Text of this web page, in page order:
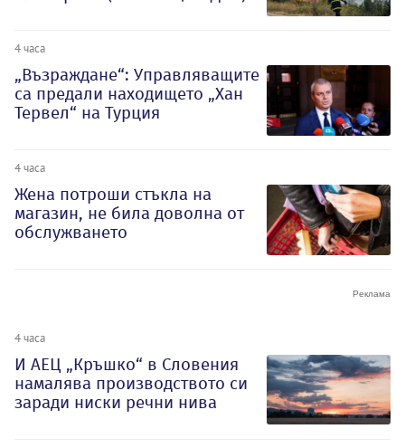
4 часа
„Възраждане“: Управляващите
са предали находището „Хан
Тервел“ на Турция
4 часа
Жена потроши стъкла на
магазин, не била доволна от
обслужването
4 часа
И АЕЦ „Кръшко“ в Словения
намалява производството си
заради ниски речни нива